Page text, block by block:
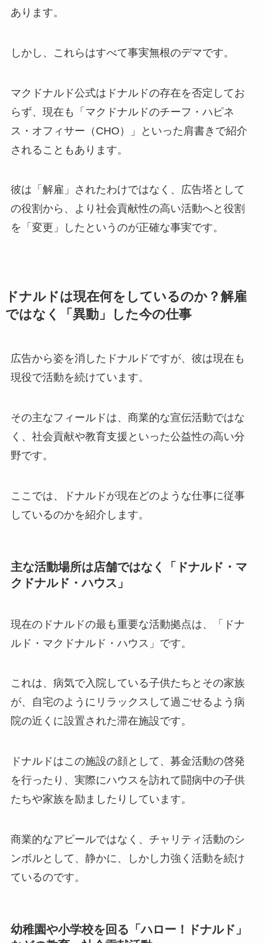
あります。
しかし、これらはすべて事実無根のデマです。
マクドナルド公式はドナルドの存在を否定してお
らず、現在も「マクドナルドのチーフ・ハピネ
ス・オフィサー（CHO）」といった肩書きで紹介
されることもあります。
彼は「解雇」されたわけではなく、広告塔として
の役割から、より社会貢献性の高い活動へと役割
を「変更」したというのが正確な事実です。
ドナルドは現在何をしているのか？解雇
ではなく「異動」した今の仕事
広告から姿を消したドナルドですが、彼は現在も
現役で活動を続けています。
その主なフィールドは、商業的な宣伝活動ではな
く、社会貢献や教育支援といった公益性の高い分
野です。
ここでは、ドナルドが現在どのような仕事に従事
しているのかを紹介します。
主な活動場所は店舗ではなく「ドナルド・マ
クドナルド・ハウス」
現在のドナルドの最も重要な活動拠点は、「ドナ
ルド・マクドナルド・ハウス」です。
これは、病気で入院している子供たちとその家族
が、自宅のようにリラックスして過ごせるよう病
院の近くに設置された滞在施設です。
ドナルドはこの施設の顔として、募金活動の啓発
を行ったり、実際にハウスを訪れて闘病中の子供
たちや家族を励ましたりしています。
商業的なアピールではなく、チャリティ活動のシ
ンボルとして、静かに、しかし力強く活動を続け
ているのです。
幼稚園や小学校を回る「ハロー！ドナルド」